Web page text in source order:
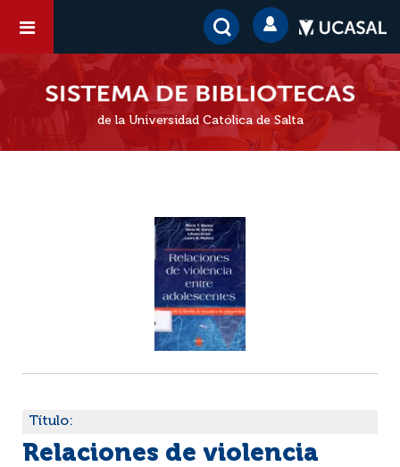
de la Universidad Católica de Salta
Título:
Relaciones de violencia